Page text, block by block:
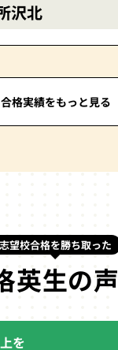
沢北
合格実績をもっと見る
志望校合格を勝ち取った
英生の声
を